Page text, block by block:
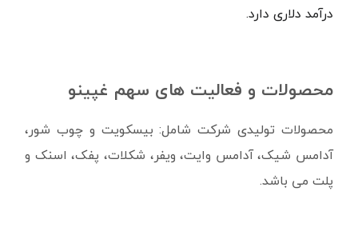
درآمد دلاری دارد.
محصولات و فعالیت های سهم غپینو
محصولات تولیدی شرکت شامل: بيسکويت و چوب شور،
آدامس شيک، آدامس وايت، ويفر، شکلات، پفک، اسنک و
پلت می باشد.